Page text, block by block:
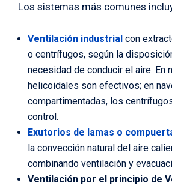
Los sistemas más comunes
Ventilación industrial con
o centrífugos, según la
necesidad de conducir el aire. En
helicoidales son efectivos; en
compartimentadas, los
control.
Exutorios de lamas o
la convección natural del aire
combinando ventilación y
Ventilación por el principio de